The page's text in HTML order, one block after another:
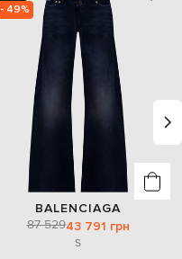
- 49%
BALENCIAGA
87 52943 791 грн
S